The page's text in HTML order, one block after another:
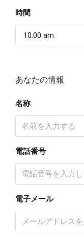
時間
10:00 am
あなたの情報
名称
電話番号
電子メール